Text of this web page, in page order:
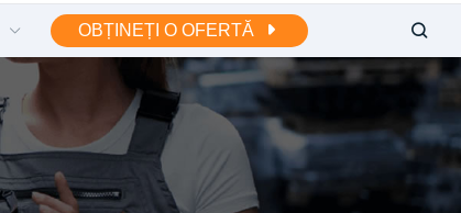
OBȚINEȚI O OFERTĂ